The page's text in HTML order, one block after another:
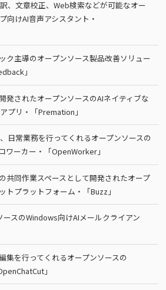
、文章校正、Web検索などが可能なオー
向けAI音声アシスタント・
ク主導のオープンソース製品改善ソリュー
」
されたオープンソースのAIネイティブな
プリ・「Premation」
日常業務を行ってくれるオープンソースの
ワーカー・「OpenWorker」
共同作業スペースとして開発されたオープ
トプラットフォーム・「Buzz」
ースのWindows向けAIメールクライアン
集を行ってくれるオープンソースの
」